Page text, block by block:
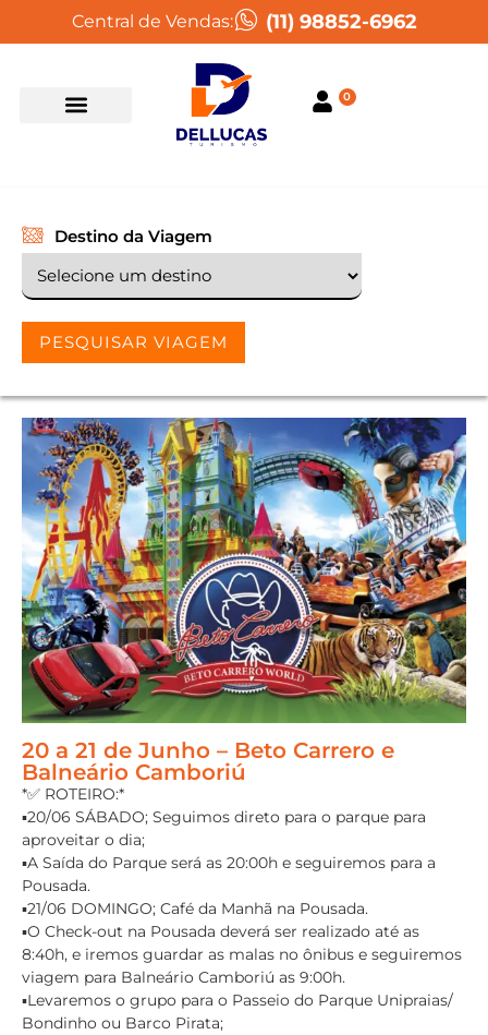
Central de Vendas: (11) 98852-6962
0
Destino da Viagem
PESQUISAR VIAGEM
20 a 21 de Junho – Beto Carrero e
Balneário Camboriú
*✅ ROTEIRO:*
▪️20/06 SÁBADO; Seguimos direto para o parque para
aproveitar o dia;
▪️A Saída do Parque será as 20:00h e seguiremos para a
Pousada.
▪️21/06 DOMINGO; Café da Manhã na Pousada.
▪️O Check-out na Pousada deverá ser realizado até as
8:40h, e iremos guardar as malas no ônibus e seguiremos
viagem para Balneário Camboriú as 9:00h.
▪️Levaremos o grupo para o Passeio do Parque Unipraias/
Bondinho ou Barco Pirata;